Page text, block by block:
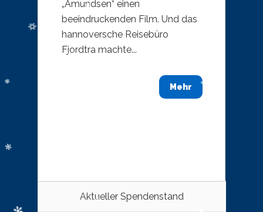
„Amundsen“ einen
beeindruckenden Film. Und das
hannoversche Reisebüro
Fjordtra machte...
Mehr
Aktueller Spendenstand